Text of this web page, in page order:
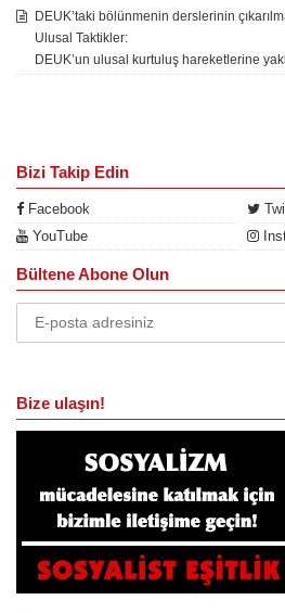
DEUK’taki bölünmenin derslerinin
Ulusal Taktikler:
DEUK’un ulusal kurtuluş hareketlerine
Bizi Takip Edin
Facebook
YouTube
Bültene Abone Olun
Bize ulaşın!